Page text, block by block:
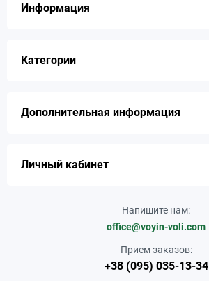
Информация
Категории
Дополнительная информация
Личный кабинет
Напишите нам:
office@voyin-voli.com
Прием заказов:
+38 (095) 035-13-34